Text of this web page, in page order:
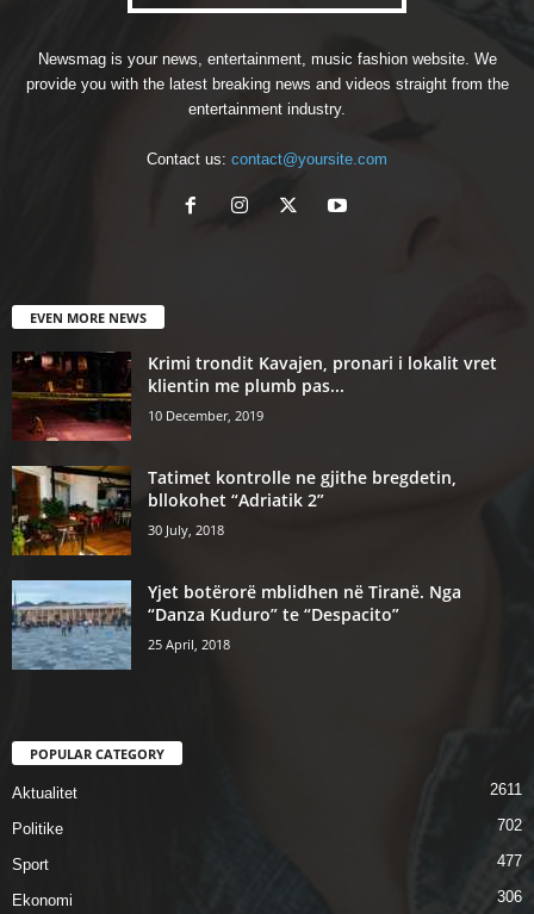
Newsmag is your news, entertainment, music fashion website. We
provide you with the latest breaking news and videos straight from the
entertainment industry.
Contact us: contact@yoursite.com
EVEN MORE NEWS
Krimi trondit Kavajen, pronari i lokalit vret
klientin me plumb pas...
10 December, 2019
Tatimet kontrolle ne gjithe bregdetin,
bllokohet “Adriatik 2”
30 July, 2018
Yjet botërorë mblidhen në Tiranë. Nga
“Danza Kuduro” te “Despacito”
25 April, 2018
POPULAR CATEGORY
Aktualitet 2611
Politike 702
Sport 477
Ekonomi 306